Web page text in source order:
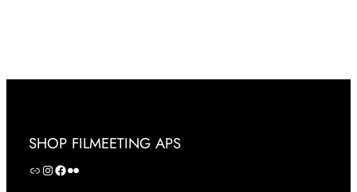
SHOP FILMEETING APS
NOAM Festival Instagram Facebook Flickr